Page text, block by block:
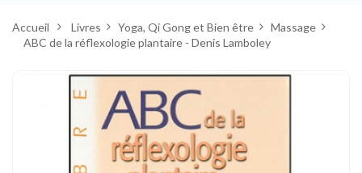
DVD
Armes
Tenues
Chaussures
Protections
Accueil > Livres > Yoga, Qi Gong et Bien être > Massage
ABC de la réflexologie plantaire - Denis Lamboley